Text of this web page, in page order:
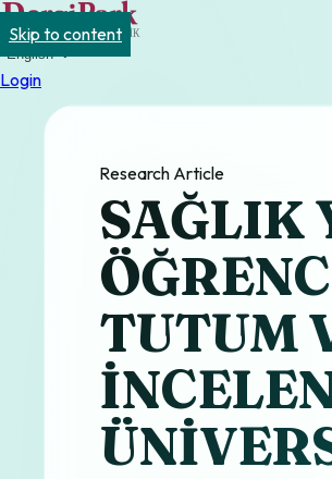
English
Login
Research Article
SAĞLIK
TUTUM
Skip to content